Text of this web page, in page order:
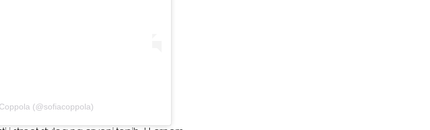
(@sofiacoppola)